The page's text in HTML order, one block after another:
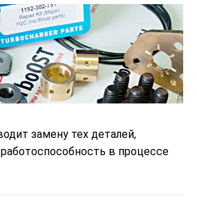
замену тех деталей,
в процессе